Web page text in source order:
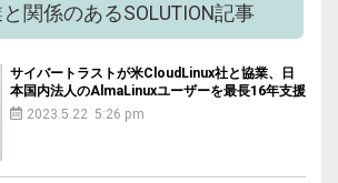
関係のあるSOLUTION記事
サイバートラストが米CloudLinux社と協業、日
本国内法人のAlmaLinuxユーザーを最長16年支援
2023.5.22 5:26 pm